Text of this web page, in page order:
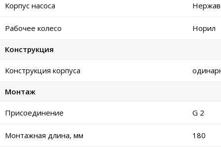
Корпус насоса
Рабочее колесо Норил
Конструкция
Конструкция корпуса
Монтаж
Присоединение G 2
Монтажная длина, мм 180